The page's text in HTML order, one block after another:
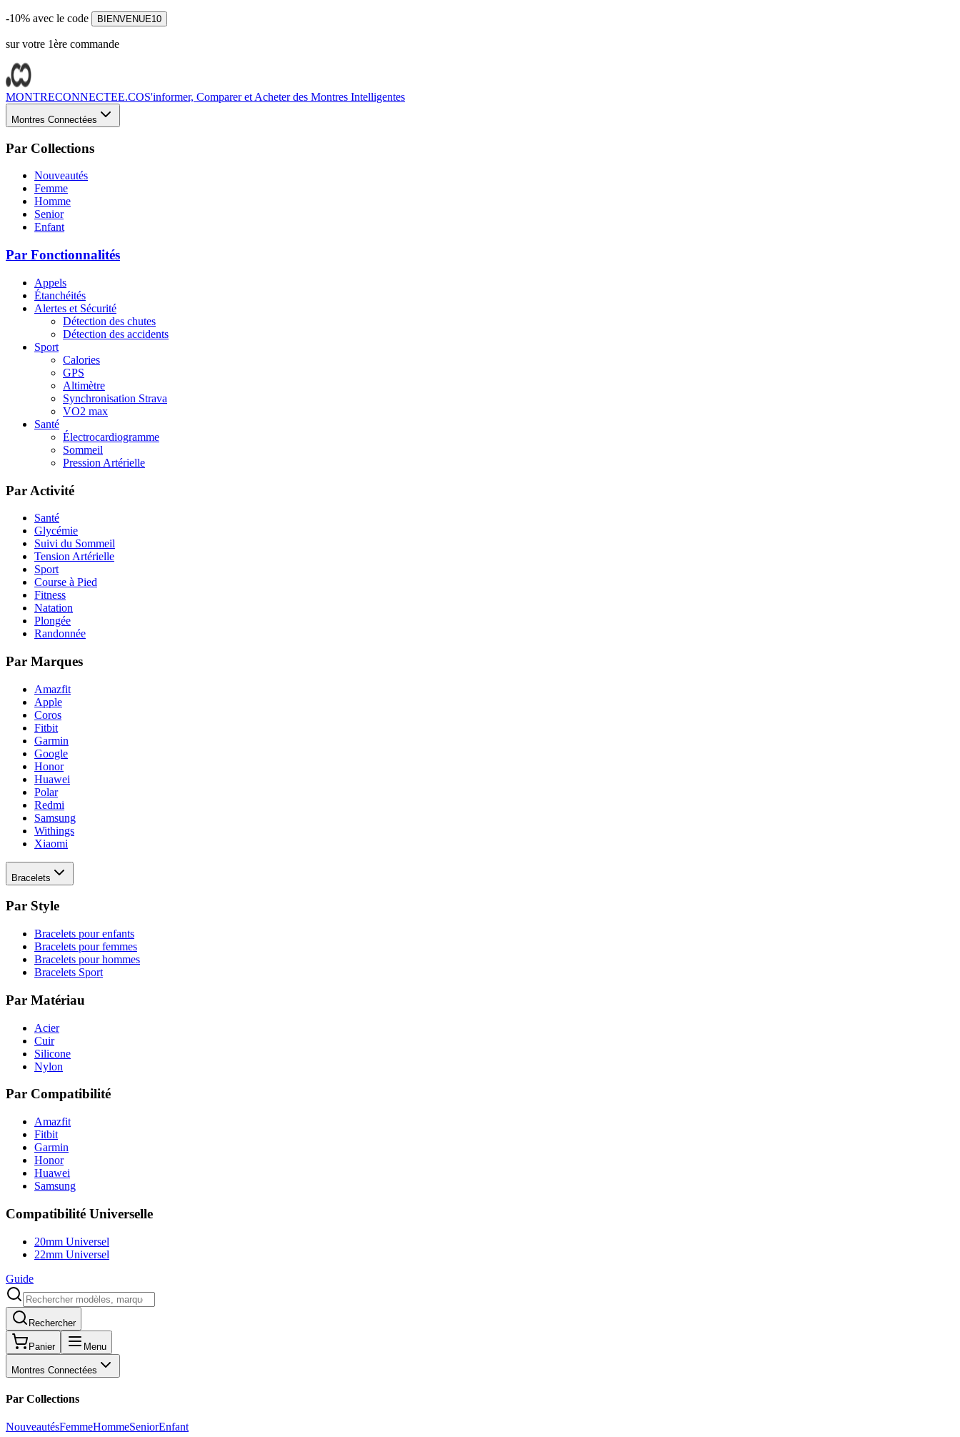
-10% avec le code BIENVENUE10
sur votre 1ère commande
MONTRECONNECTEE.COS'informer, Comparer et Acheter des Montres Intelligentes
Montres Connectées
Par Collections
Nouveautés
Femme
Homme
Senior
Enfant
Par Fonctionnalités
Appels
Étanchéités
Alertes et Sécurité
Détection des chutes
Détection des accidents
Sport
Calories
GPS
Altimètre
Synchronisation Strava
VO2 max
Santé
Électrocardiogramme
Sommeil
Pression Artérielle
Par Activité
Santé
Glycémie
Suivi du Sommeil
Tension Artérielle
Sport
Course à Pied
Fitness
Natation
Plongée
Randonnée
Par Marques
Amazfit
Apple
Coros
Fitbit
Garmin
Google
Honor
Huawei
Polar
Redmi
Samsung
Withings
Xiaomi
Bracelets
Par Style
Bracelets pour enfants
Bracelets pour femmes
Bracelets pour hommes
Bracelets Sport
Par Matériau
Acier
Cuir
Silicone
Nylon
Par Compatibilité
Amazfit
Fitbit
Garmin
Honor
Huawei
Samsung
Compatibilité Universelle
20mm Universel
22mm Universel
Guide
Rechercher
Panier Menu
Montres Connectées
Par Collections
NouveautésFemmeHommeSeniorEnfant